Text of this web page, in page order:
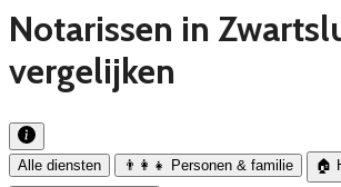
Notarissen in
vergelijken
Alle diensten 👨‍👩‍👧 Personen & familie
🏠